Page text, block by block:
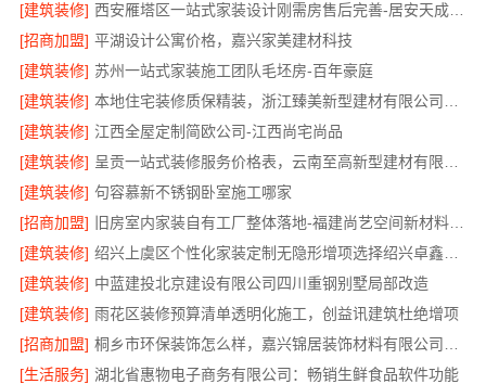
[建筑装修]
西安雁塔区一站式家装设计刚需房售后完善-居安天成（西安）建筑工程有限责任公司
[招商加盟] 平湖设计公寓价格，嘉兴家美建材科技
[建筑装修] 苏州一站式家装施工团队毛坯房-百年豪庭
[建筑装修]
[建筑装修] 江西全屋定制简欧公司-江西尚宅尚品
[建筑装修]
[建筑装修] 句容慕新不锈钢卧室施工哪家
[招商加盟]
旧房室内家装自有工厂整体落地-福建尚艺空间新材料科技有限公司
[建筑装修]
[建筑装修] 中蓝建投北京建设有限公司四川重钢别墅局部改造
[建筑装修] 雨花区装修预算清单透明化施工，创益讯建筑杜绝增项
[招商加盟]
[生活服务] 湖北省惠物电子商务有限公司：畅销生鲜食品软件功能